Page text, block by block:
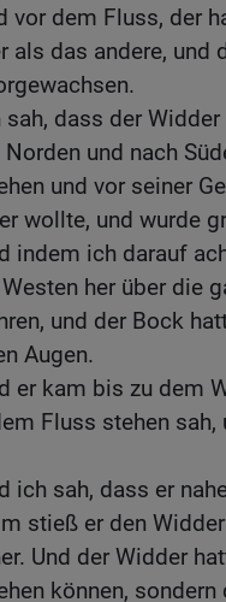
vor dem Fluss, der
als das andere, und
sah, dass der
Norden und nach
und vor seiner
wollte, und wurde
indem ich darauf
her über die
und der Bock
Augen.
er kam bis zu dem
Fluss stehen
ich sah, dass er
stieß er den
Und der Widder
können,